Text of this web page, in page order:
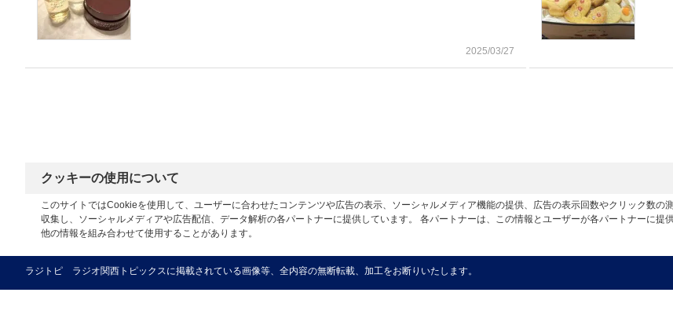
2025/03/27
クッキーの使用について
このサイトではCookieを使用して、ユーザーに合わせたコンテンツや広告の表示、ソーシャルメディア機能の提供、広告の表示回数やクリック数
収集し、ソーシャルメディアや広告配信、データ解析の各パートナーに提供しています。 各パートナーは、この情報とユーザーが各パートナーに
他の情報を組み合わせて使用することがあります。
ラジトピ ラジオ関西トピックスに掲載されている画像等、全内容の無断転載、加工をお断りいたします。